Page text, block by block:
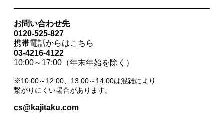
お問い合わせ先
0120-525-827
携帯電話からはこちら
03-4216-4122
10:00～17:00（年末年始を除く）
※10:00～12:00、13:00～14:00は混雑により
繋がりにくい場合があります。
cs@kajitaku.com